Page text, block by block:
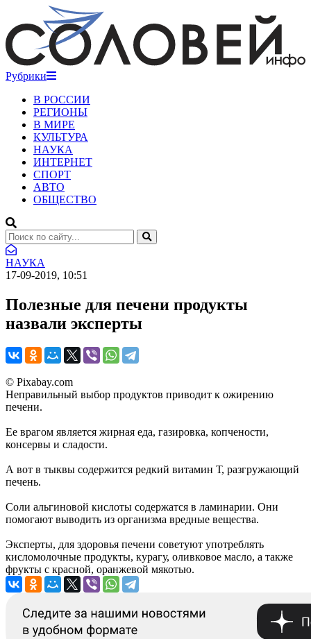
Рубрики
В РОССИИ
РЕГИОНЫ
В МИРЕ
КУЛЬТУРА
НАУКА
ИНТЕРНЕТ
СПОРТ
АВТО
ОБЩЕСТВО
НАУКА
17-09-2019, 10:51
Полезные для печени продукты
назвали эксперты
© Pixabay.com
Неправильный выбор продуктов приводит к ожирению
печени.
Ее врагом является жирная еда, газировка, копчености,
консервы и сладости.
А вот в тыквы содержится редкий витамин Т, разгружающий
печень.
Соли альгиновой кислоты содержатся в ламинарии. Они
помогают выводить из организма вредные вещества.
Эксперты, для здоровья печени советуют употреблять
кисломолочные продукты, курагу, оливковое масло, а также
фрукты с красной, оранжевой мякотью.